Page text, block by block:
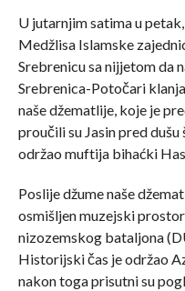
U jutarnjim satima u
Medžlisa Islamske
Srebrenicu sa nijjetom da
Srebrenica-Potočari
naše džematlije, koje je
proučili su Jasin pred
održao muftija bihaćki
Poslije džume naše
osmišljen muzejski
nizozemskog bataljona
Historijski čas je održao
nakon toga prisutni su